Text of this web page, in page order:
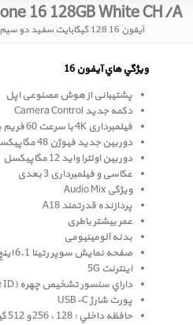
16 128GB White CH/A
آیفون 16 128 گیگابایت سفید دو سیم کارت
ويژگي هاي آيفون 16
پشتیبانی از هوش مصنوعی اپل
دکمه جدید Camera Control
فیلمبرداری 4K با سرعت 60 فریم بر ثانیه
دوربین جدید فیوژن 48 مگاپیکسل
دوربین اولترا واید 12 مگاپیکسل
عکاسی و فیلمبرداری 3 بعدی
ویژگی Audio Mix
پردازنده قدرتمند A18
عمر بیشتر باطری
بدنه آلومینیومی
صفحه نمايش سوپر رتينا 6.1 اينچ
اینترنت 5G
داراي سنسور تشخيص چهره (Face ID)
پورت شارژ USB-C
حافظه داخلي : 128 ، 256 و 512 گيگابايت